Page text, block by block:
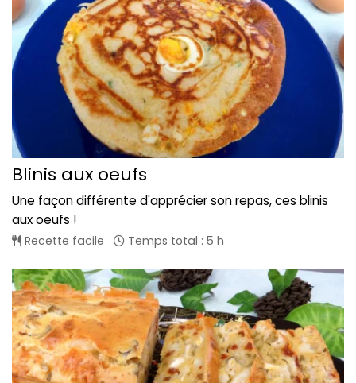
Blinis aux oeufs
Une façon différente d'apprécier son repas, ces blinis
aux oeufs !
Recette facile Temps total : 5 h